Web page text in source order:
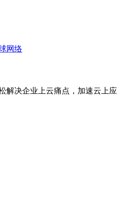
网络
解决企业上云痛点，加速云上应